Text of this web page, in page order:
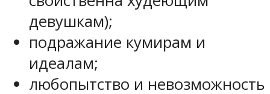
девушкам);
подражание кумирам и
идеалам;
любопытство и невозможность